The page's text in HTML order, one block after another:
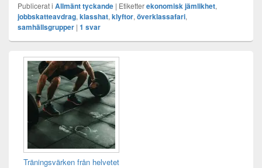
Publicerat i Allmänt tyckande | Etiketterekonomisk jämlikhet,
jobbskatteavdrag, klasshat, klyftor, överklassafari,
samhällsgrupper | 1 svar
Primära
sidofältet
Widget
område
Träningsvärken från helvetet